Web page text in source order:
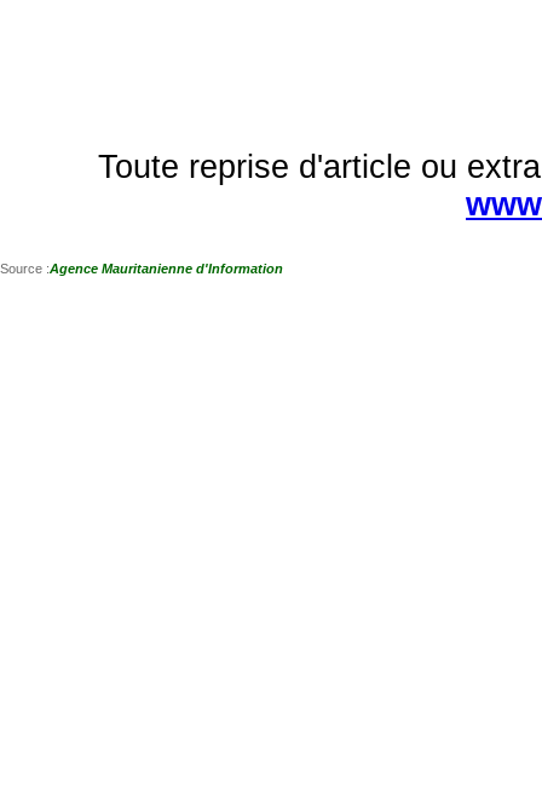
Toute reprise d'article ou
Source :Agence Mauritanienne d'Information